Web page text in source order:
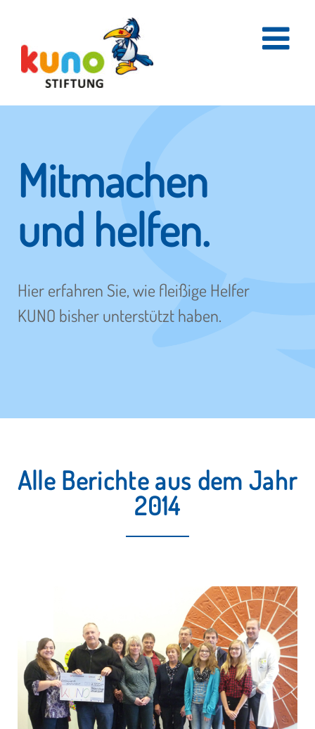
content
Mitmachen
und helfen.
Hier erfahren Sie, wie fleißige Helfer
KUNO bisher unterstützt haben.
Alle Berichte aus dem Jahr
2014